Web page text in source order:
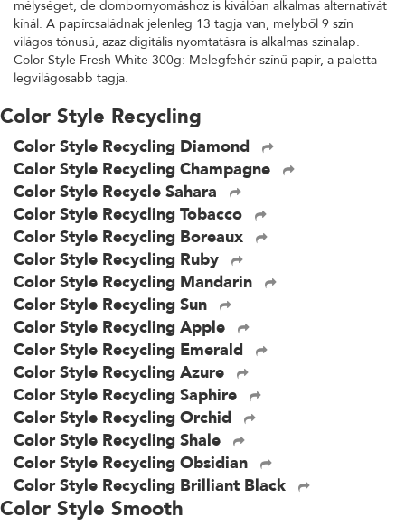
mélységet, de dombornyomáshoz is kiválóan alkalmas alternatívát
kínál. A papírcsaládnak jelenleg 13 tagja van, melyből 9 szín
világos tónusú, azaz digitális nyomtatásra is alkalmas színalap.
Color Style Fresh White 300g: Melegfehér színű papír, a paletta
legvilágosabb tagja.
Color Style Recycling
Color Style Recycling Diamond
Color Style Recycling Champagne
Color Style Recycle Sahara
Color Style Recycling Tobacco
Color Style Recycling Boreaux
Color Style Recycling Ruby
Color Style Recycling Mandarin
Color Style Recycling Sun
Color Style Recycling Apple
Color Style Recycling Emerald
Color Style Recycling Azure
Color Style Recycling Saphire
Color Style Recycling Orchid
Color Style Recycling Shale
Color Style Recycling Obsidian
Color Style Recycling Brilliant Black
Color Style Smooth